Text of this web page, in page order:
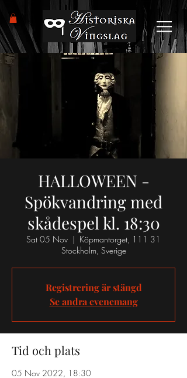
HALLOWEEN -
Spökvandring med
skådespel kl. 18:30
Sat 05 Nov
  |
Köpmantorget, 111 31
Stockholm, Sverige
Registrering är stängd
Se andra evenemang
Tid och plats
05 Nov 2022, 18:30